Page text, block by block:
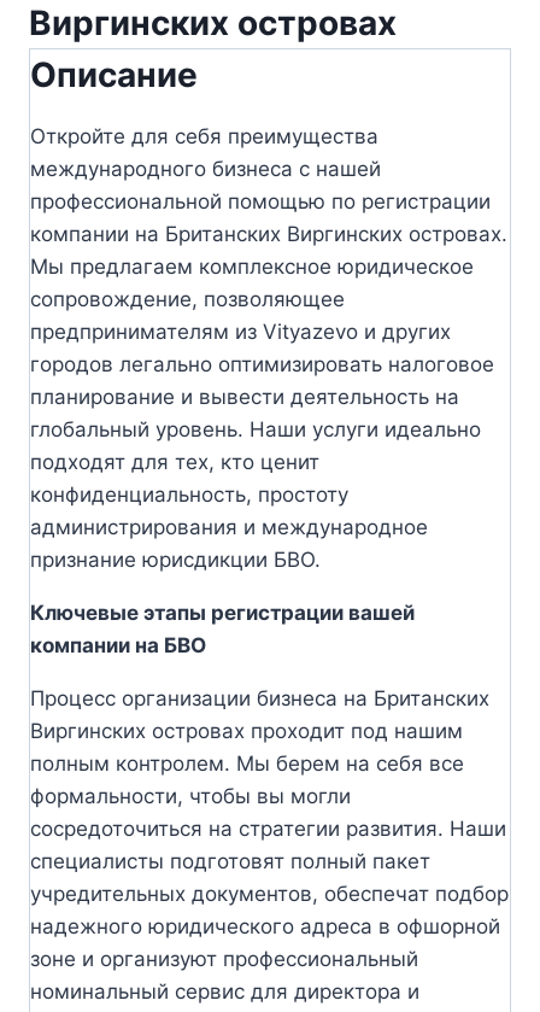
Виргинских островах
Описание
Откройте для себя преимущества
международного бизнеса с нашей
профессиональной помощью по регистрации
компании на Британских Виргинских островах.
Мы предлагаем комплексное юридическое
сопровождение, позволяющее
предпринимателям из Vityazevo и других
городов легально оптимизировать налоговое
планирование и вывести деятельность на
глобальный уровень. Наши услуги идеально
подходят для тех, кто ценит
конфиденциальность, простоту
администрирования и международное
признание юрисдикции БВО.
Ключевые этапы регистрации вашей
компании на БВО
Процесс организации бизнеса на Британских
Виргинских островах проходит под нашим
полным контролем. Мы берем на себя все
формальности, чтобы вы могли
сосредоточиться на стратегии развития. Наши
специалисты подготовят полный пакет
учредительных документов, обеспечат подбор
надежного юридического адреса в офшорной
зоне и организуют профессиональный
номинальный сервис для директора и